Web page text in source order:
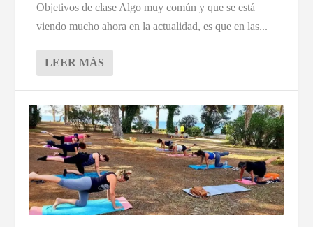
Objetivos de clase Algo muy común y que se está
viendo mucho ahora en la actualidad, es que en las...
LEER MÁS